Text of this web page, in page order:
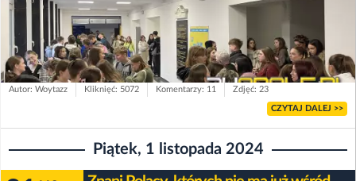
Autor: Woytazz Kliknięć: 5072 Komentarzy: 11 Zdjęć: 23
CZYTAJ DALEJ >>
Piątek, 1 listopada 2024